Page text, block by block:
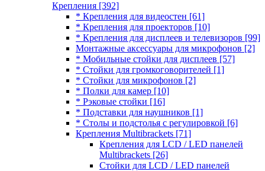
Крепления [392]
* Крепления для видеостен [61]
* Крепления для проекторов [10]
* Крепления для дисплеев и телевизоров [99]
Монтажные аксессуары для микрофонов [2]
* Мобильные стойки для дисплеев [57]
* Стойки для громкоговорителей [1]
* Стойки для микрофонов [2]
* Полки для камер [10]
* Рэковые стойки [16]
* Подставки для наушников [1]
* Столы и подстолья с регулировкой [6]
Крепления Multibrackets [71]
Крепления для LCD / LED панелей
Multibrackets [26]
Стойки для LCD / LED панелей